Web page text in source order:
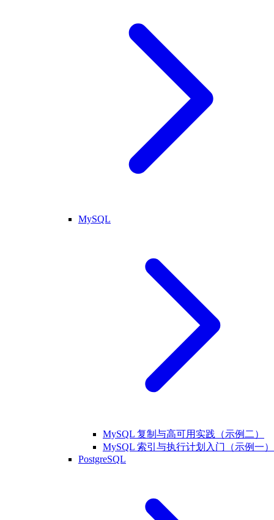
MySQL
MySQL 复制与高可用实践（示例二）
MySQL 索引与执行计划入门（示例一）
PostgreSQL